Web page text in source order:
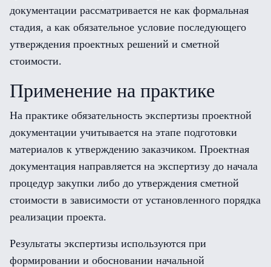
документации рассматривается не как формальная
стадия, а как обязательное условие последующего
утверждения проектных решений и сметной
стоимости.
Применение на практике
На практике обязательность экспертизы проектной
документации учитывается на этапе подготовки
материалов к утверждению заказчиком. Проектная
документация направляется на экспертизу до начала
процедур закупки либо до утверждения сметной
стоимости в зависимости от установленного порядка
реализации проекта.
Результаты экспертизы используются при
формировании и обосновании начальной